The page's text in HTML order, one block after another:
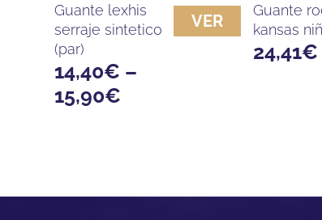
guante lexhis
serraje sintetico
(par)
14,40€ –
15,90€
VER
guante roeckl
kansas
24,41€